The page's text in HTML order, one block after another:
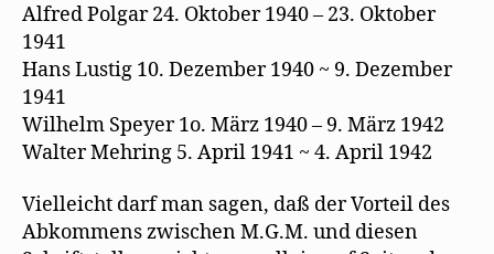
Alfred Polgar 24. Oktober 1940 – 23. Oktober
1941
Hans Lustig 10. Dezember 1940 ~ 9. Dezember
1941
Wilhelm Speyer 1o. März 1940 – 9. März 1942
Walter Mehring 5. April 1941 ~ 4. April 1942
Vielleicht darf man sagen, daß der Vorteil des
Abkommens zwischen M.G.M. und diesen